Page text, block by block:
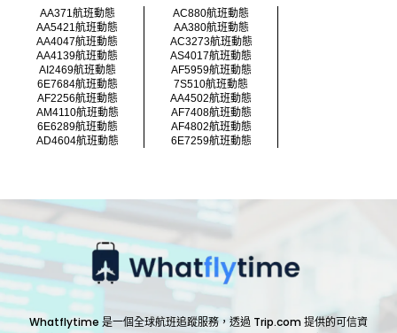
AA371航班動態
AC880航班動態
AA5421航班動態
AA380航班動態
AA4047航班動態
AC3273航班動態
AA4139航班動態
AS4017航班動態
AI2469航班動態
AF5959航班動態
6E7684航班動態
7S510航班動態
AF2256航班動態
AA4502航班動態
AM4110航班動態
AF7408航班動態
6E6289航班動態
AF4802航班動態
AD4604航班動態
6E7259航班動態
Whatflytime 是一個全球航班追蹤服務，透過 Trip.com 提供的可信資